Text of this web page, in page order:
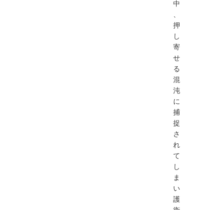
中
、
押
し
寄
せ
る
混
沌
に
捕
捉
さ
れ
て
し
ま
い
護